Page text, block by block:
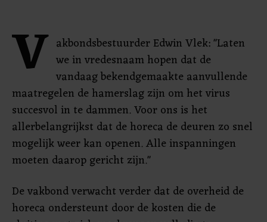
V akbondsbestuurder Edwin Vlek: "Laten
we in vredesnaam hopen dat de
vandaag bekendgemaakte aanvullende
maatregelen de hamerslag zijn om het virus
succesvol in te dammen. Voor ons is het
allerbelangrijkst dat de horeca de deuren zo snel
mogelijk weer kan openen. Alle inspanningen
moeten daarop gericht zijn."
De vakbond verwacht verder dat de overheid de
horeca ondersteunt door de kosten die de